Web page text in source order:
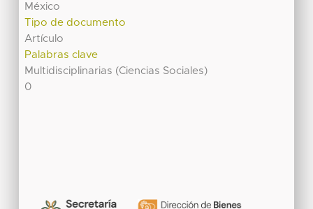
México
Tipo de documento
Artículo
Palabras clave
Multidisciplinarias (Ciencias Sociales)
0